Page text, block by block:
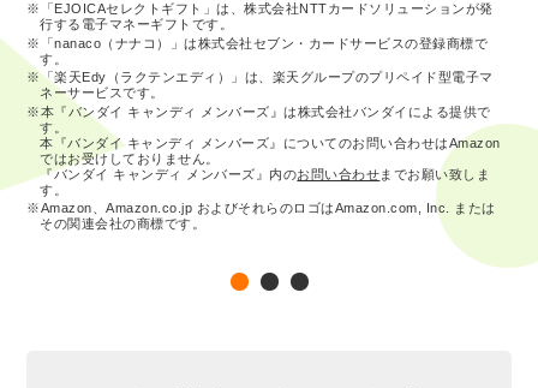
※「EJOICAセレクトギフト」は、株式会社NTTカードソリューションが発
行する電子マネーギフトです。
※「nanaco（ナナコ）」は株式会社セブン・カードサービスの登録商標で
す。
※「楽天Edy（ラクテンエディ）」は、楽天グループのプリペイド型電子マ
ネーサービスです。
※本『バンダイ キャンディ メンバーズ』は株式会社バンダイによる提供で
す。
本『バンダイ キャンディ メンバーズ』についてのお問い合わせはAmazon
ではお受けしておりません。
『バンダイ キャンディ メンバーズ』内のお問い合わせまでお願い致しま
す。
※Amazon、Amazon.co.jp およびそれらのロゴはAmazon.com, Inc. または
その関連会社の商標です。